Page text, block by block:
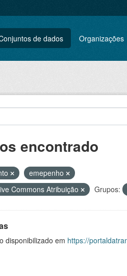
de dados Organizações
encontrado
emepenho
Commons Atribuição Grupos:
disponibilizado em https://